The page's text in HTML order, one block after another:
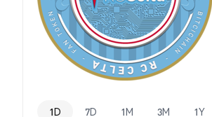
1D 7D 1M 3M 1Y